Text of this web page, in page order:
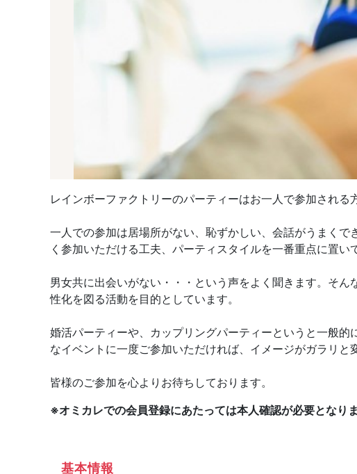
レインボーファクトリーのパーティーはお一人で参加される
一人での参加は居場所がない、恥ずかしい、会話がうまく
く参加いただける工夫、パーティスタイルを一番重点に置い
男女共に出会いがない・・・という声をよく聞きます。そ
性化を図る活動を目的としています。
婚活パーティーや、カップリングパーティーというと一般
なイベントに一度ご参加いただければ、イメージがガラリと
皆様のご参加を心よりお待ちしております。
※オミカレでの会員登録にあたっては本人確認が必要となりま
基本情報